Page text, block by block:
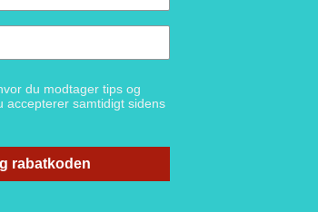
du modtager tips og
accepterer samtidigt sidens
rabatkoden